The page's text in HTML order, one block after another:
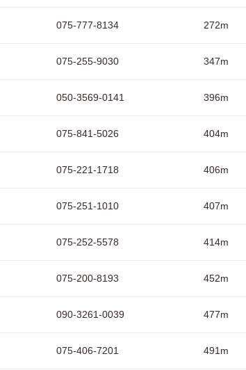
075-777-8134 272m
075-255-9030 347m
050-3569-0141 396m
075-841-5026 404m
075-221-1718 406m
075-251-1010 407m
075-252-5578 414m
075-200-8193 452m
090-3261-0039 477m
075-406-7201 491m